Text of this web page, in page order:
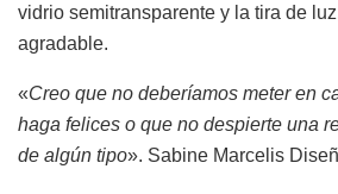
vidrio semitransparente y la tira de
agradable.
«Creo que no deberíamos meter en
haga felices o que no despierte una
de algún tipo». Sabine Marcelis